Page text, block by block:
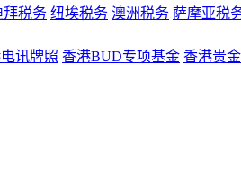
拜税务 纽埃税务 澳洲税务 萨摩亚税
讯牌照 香港BUD专项基金 香港贵